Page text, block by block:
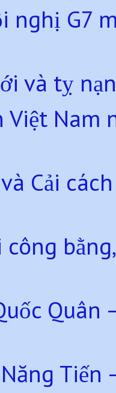
nghị G7
và tỵ
Việt
Cải
Tiến